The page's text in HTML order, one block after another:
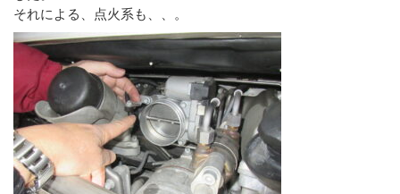
それによる、点火系も、、。